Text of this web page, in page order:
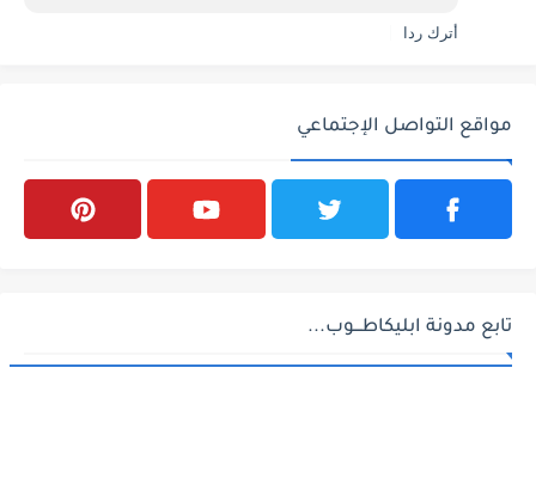
أترك ردا
مواقع التواصل الإجتماعي
تابع مدونة ابليكاطـــوب...